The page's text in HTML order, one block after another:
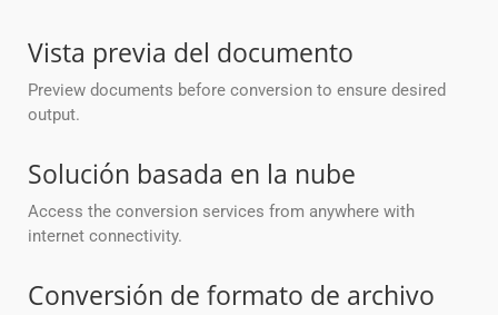
Vista previa del documento
Preview documents before conversion to ensure desired
output.
Solución basada en la nube
Access the conversion services from anywhere with
internet connectivity.
Conversión de formato de archivo